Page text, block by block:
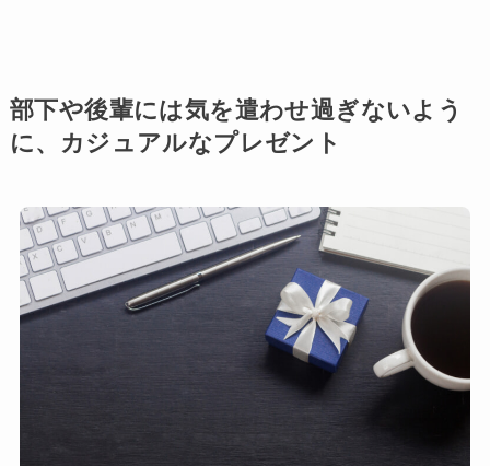
部下や後輩には気を遣わせ過ぎないよう
に、カジュアルなプレゼント